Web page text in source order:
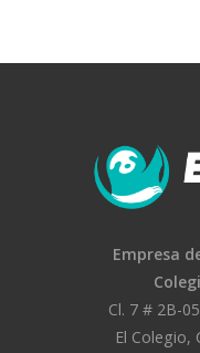
Empresa
Cl. 7 # 2B-
El Colegio,